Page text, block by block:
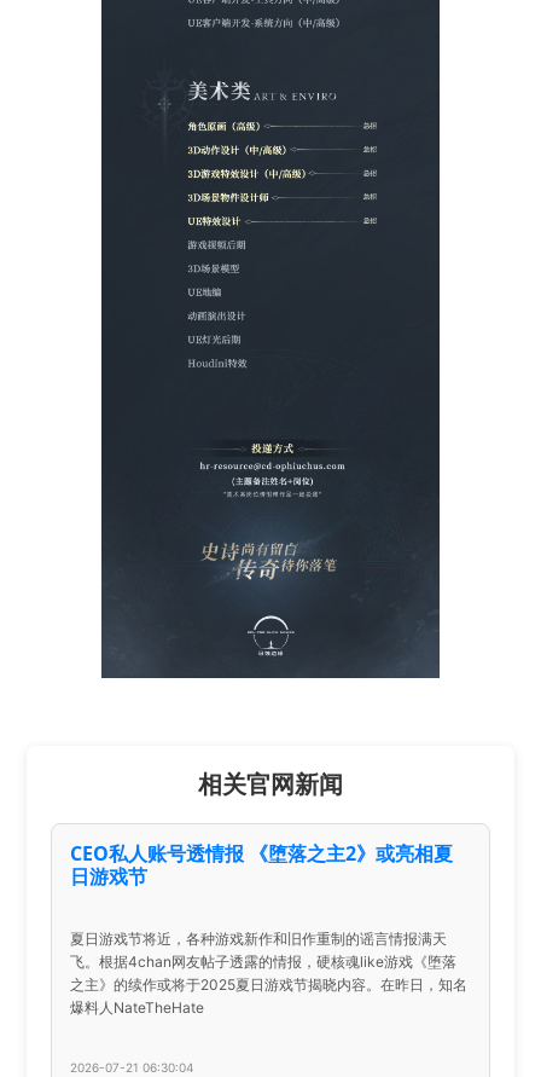
相关官网新闻
CEO私人账号透情报 《堕落之主2》或亮相夏
日游戏节
夏日游戏节将近，各种游戏新作和旧作重制的谣言情报满天
飞。根据4chan网友帖子透露的情报，硬核魂like游戏《堕落
之主》的续作或将于2025夏日游戏节揭晓内容。在昨日，知名
爆料人NateTheHate
2026-07-21 06:30:04